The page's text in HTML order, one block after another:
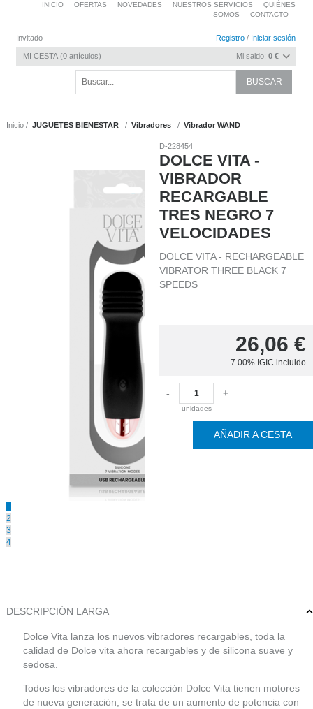
Invitado Registro / Iniciar sesión
MI CESTA 0 artículos Mi saldo: 0 €
INICIO OFERTAS NOVEDADES NUESTROS SERVICIOS
QUIÉNES
SOMOS
CONTACTO
Inicio JUGUETES BIENESTAR Vibradores Vibrador WAND
2
3
4
D-228454
DOLCE VITA -
VIBRADOR
RECARGABLE
TRES NEGRO 7
VELOCIDADES
DOLCE VITA - RECHARGEABLE
VIBRATOR THREE BLACK 7
SPEEDS
26,06 €
7.00% IGIC incluido
-
unidades
+
AÑADIR A CESTA
DESCRIPCIÓN LARGA
Dolce Vita lanza los nuevos vibradores recargables, toda la
calidad de Dolce vita ahora recargables y de silicona suave y
sedosa.
Todos los vibradores de la colección Dolce Vita tienen motores
de nueva generación, se trata de un aumento de potencia con